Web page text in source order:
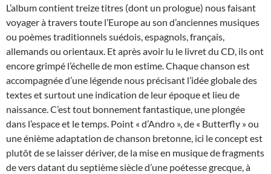
L’album contient treize titres (dont un prologue) nous faisant
voyager à travers toute l’Europe au son d’anciennes musiques
ou poèmes traditionnels suédois, espagnols, français,
allemands ou orientaux. Et après avoir lu le livret du CD, ils ont
encore grimpé l’échelle de mon estime. Chaque chanson est
accompagnée d’une légende nous précisant l’idée globale des
textes et surtout une indication de leur époque et lieu de
naissance. C’est tout bonnement fantastique, une plongée
dans l’espace et le temps. Point « d’Andro », de « Butterfly » ou
une énième adaptation de chanson bretonne, ici le concept est
plutôt de se laisser dériver, de la mise en musique de fragments
de vers datant du septième siècle d’une poétesse grecque, à